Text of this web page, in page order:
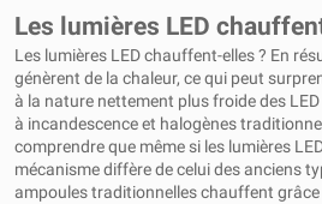
Les lumières LED
Les lumières LED chauffent-elles ? En
génèrent de la chaleur, ce qui peut
à la nature nettement plus froide des
à incandescence et halogènes
comprendre que même si les lumières
mécanisme diffère de celui des anciens
ampoules traditionnelles chauffent